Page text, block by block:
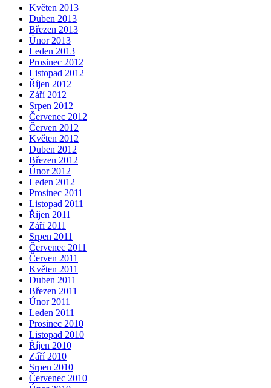
Květen 2013
Duben 2013
Březen 2013
Únor 2013
Leden 2013
Prosinec 2012
Listopad 2012
Říjen 2012
Září 2012
Srpen 2012
Červenec 2012
Červen 2012
Květen 2012
Duben 2012
Březen 2012
Únor 2012
Leden 2012
Prosinec 2011
Listopad 2011
Říjen 2011
Září 2011
Srpen 2011
Červenec 2011
Červen 2011
Květen 2011
Duben 2011
Březen 2011
Únor 2011
Leden 2011
Prosinec 2010
Listopad 2010
Říjen 2010
Září 2010
Srpen 2010
Červenec 2010